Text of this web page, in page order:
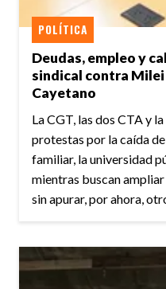
Deudas, empleo y
sindical contra Milei
Cayetano
POLÍTICA
La CGT, las dos CTA y
protestas por la caída
familiar, la universidad
mientras buscan
sin apurar, por ahora,